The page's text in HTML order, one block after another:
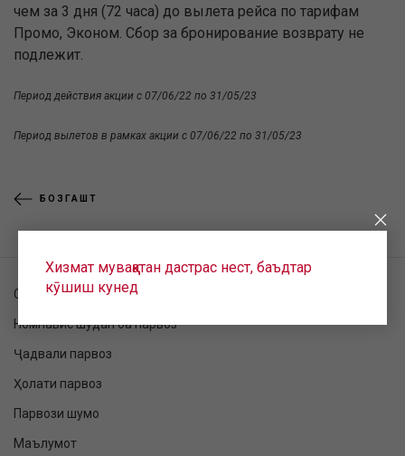
чем за 3 дня (72 часа) до вылета рейса по тарифам
Промо, Эконом. Сбор за бронирование возврату не
подлежит.
Период действия акции с 07/06/22 по 31/05/23
Период вылетов в рамках акции с 07/06/22 по 31/05/23
БОЗГАШТ
Хизмат муваққатан дастрас нест, баъдтар
кӯшиш кунед
Санҷиши фармоиш
Номнавис шудан ба парвоз
Ҷадвали парвоз
Ҳолати парвоз
Парвози шумо
Маълумот